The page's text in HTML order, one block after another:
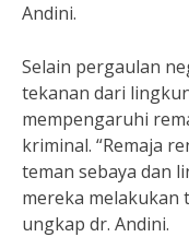
Andini.
Selain pergaulan
tekanan dari
mempengaruhi
kriminal. “Remaja
teman sebaya dan
mereka melakukan
ungkap dr. Andini.